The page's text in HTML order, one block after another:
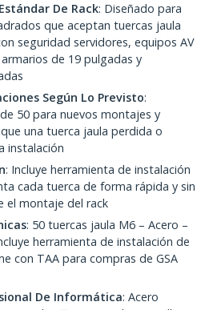
De Rack: Diseñado para
que aceptan tuercas jaula
seguridad servidores, equipos AV
de 19 pulgadas y
Según Lo Previsto:
50 para nuevos montajes y
una tuerca jaula perdida o
instalación
: Incluye herramienta de instalación
cada tuerca de forma rápida y sin
el montaje del rack
: 50 tuercas jaula M6 – Acero –
herramienta de instalación de
con TAA para compras de GSA
De Informática: Acero